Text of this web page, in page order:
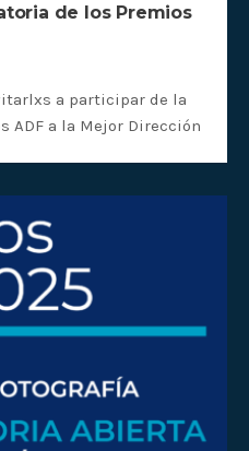
de los Premios
a participar de la
ADF a la Mejor Dirección
requisitos hasta el 10 de
web.